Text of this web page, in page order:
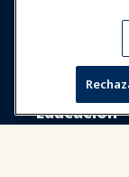
Noticias y
Educación